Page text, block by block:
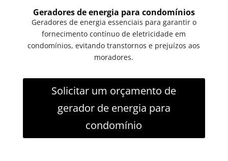
Geradores de energia para condomínios
Geradores de energia essenciais para garantir o
fornecimento contínuo de eletricidade em
condomínios, evitando transtornos e prejuízos aos
moradores.
Solicitar um orçamento de
gerador de energia para
condomínio